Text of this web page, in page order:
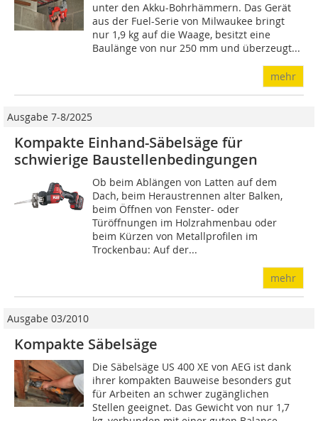
unter den Akku-Bohrhämmern. Das Gerät
aus der Fuel-Serie von Milwaukee bringt
nur 1,9 kg auf die Waage, besitzt eine
Baulänge von nur 250 mm und überzeugt...
mehr
Ausgabe 7-8/2025
Kompakte Einhand-Säbelsäge für
schwierige Baustellenbedingungen
Ob beim Ablängen von Latten auf dem
Dach, beim Heraustrennen alter Balken,
beim Öffnen von Fenster- oder
Türöffnungen im Holzrahmenbau oder
beim Kürzen von Metallprofilen im
Trockenbau: Auf der...
mehr
Ausgabe 03/2010
Kompakte Säbelsäge
Die Säbelsäge US 400 XE von AEG ist dank
ihrer kompakten Bauweise besonders gut
für Arbeiten an schwer zugänglichen
Stellen geeignet. Das Gewicht von nur 1,7